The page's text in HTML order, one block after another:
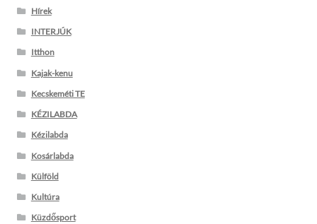
Hírek
INTERJÚK
Itthon
Kajak-kenu
Kecskeméti TE
KÉZILABDA
Kézilabda
Kosárlabda
Külföld
Kultúra
Küzdősport